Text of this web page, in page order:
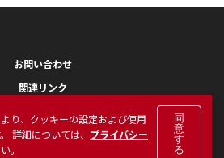
り、クッキーの設定および使用
詳細については、 プライバシー
。
同
意
す
る
お問い合わせ
関連リンク
ャルメディアポリシー